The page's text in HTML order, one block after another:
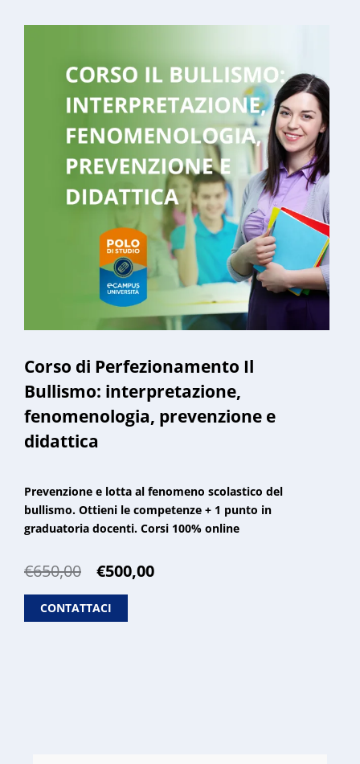
Corso di Perfezionamento Il
Bullismo: interpretazione,
fenomenologia, prevenzione e
didattica
Prevenzione e lotta al fenomeno scolastico del
bullismo. Ottieni le competenze + 1 punto in
graduatoria docenti. Corsi 100% online
€650,00
Il
originale
era:
€500,00Il
CONTATTACI